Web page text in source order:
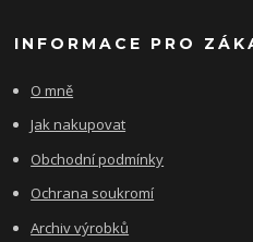
INFORMACE PRO
O mně
Jak nakupovat
Obchodní podmínky
Ochrana soukromí
Archiv výrobků